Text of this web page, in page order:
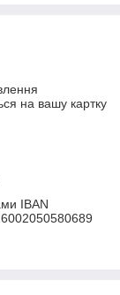
на вашу картку
IBAN